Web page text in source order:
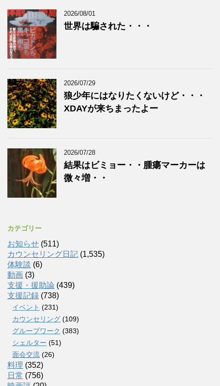
2026/08/01
世界は騙された・・・
2026/07/29
狼少年にはなりたくないけど・・・
XDAYが来ちまったよー
2026/07/28
結果はビミョー・・腫瘍マーカーは
微々増・・
カテゴリー
お知らせ (511)
カウンセリング日記 (1,535)
体験談 (6)
動画 (3)
支援・援助論 (439)
支援記録 (738)
イベント (231)
カウンセリング (109)
グループワーク (383)
シェルター (51)
面会交流 (26)
料理 (352)
日常 (756)